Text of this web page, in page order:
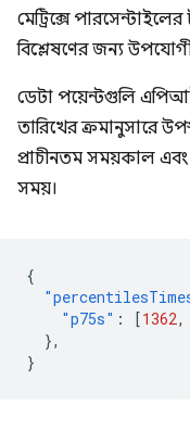
মেট্রিক্সে
বিশ্লেষণের জন্য
ডেটা পয়েন্টগুলি এপিআই
তারিখের ক্রমানুসারে
প্রাচীনতম সময়কাল এবং
সময়।
{
"p75s" : [1362,
},
}